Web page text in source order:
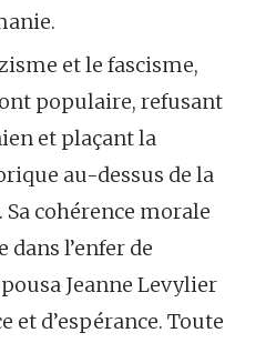
et le fascisme,
populaire, refusant
et plaçant la
au-dessus de la
cohérence morale
l’enfer de
Jeanne Levylier
et d’espérance. Toute